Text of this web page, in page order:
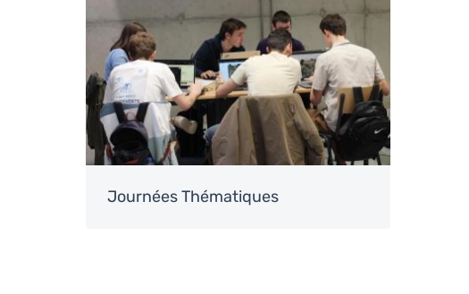
Journées Thématiques